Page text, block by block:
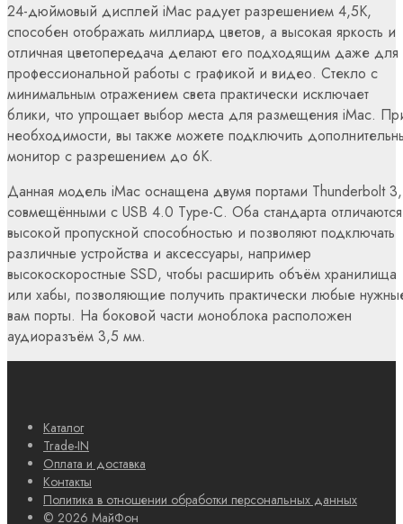
24-дюймовый дисплей iMac радует разрешением 4,5K,
способен отображать миллиард цветов, а высокая яркость и
отличная цветопередача делают его подходящим даже для
профессиональной работы с графикой и видео. Стекло с
минимальным отражением света практически исключает
блики, что упрощает выбор места для размещения iMac.
необходимости, вы также можете подключить
монитор с разрешением до 6К.
Данная модель iMac оснащена двумя портами Thunderbolt 3,
совмещёнными с USB 4.0 Type-C. Оба стандарта отличаются
высокой пропускной способностью и позволяют подключать
различные устройства и аксессуары, например
высокоскоростные SSD, чтобы расширить объём хранилища
или хабы, позволяющие получить практически любые
вам порты. На боковой части моноблока расположен
аудиоразъём 3,5 мм.
Каталог
Trade-IN
Оплата и доставка
Контакты
Политика в отношении обработки персональных данных
© 2026 МайФон